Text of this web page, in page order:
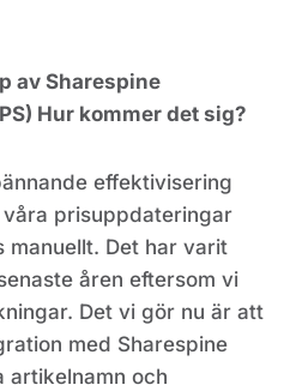
av Sharespine
Hur kommer det sig?
effektivisering
prisuppdateringar
Det har varit
åren eftersom vi
Det vi gör nu är att
med Sharespine
artikelnamn och